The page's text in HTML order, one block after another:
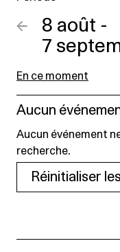
←
8 août -
7
En ce moment
Aucun
Aucun événement
recherche.
Réinitialiser